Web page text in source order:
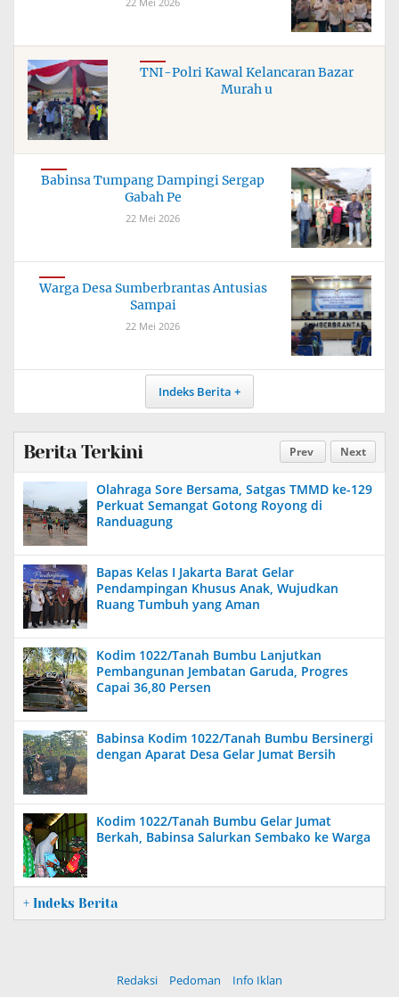
TNI-Polri Kawal Kelancaran Bazar
Murah u
Babinsa Tumpang Dampingi Sergap
Gabah Pe
22 Mei 2026
Warga Desa Sumberbrantas Antusias
Sampai
22 Mei 2026
Indeks Berita
Prev Next
Berita Terkini
Olahraga Sore Bersama, Satgas TMMD ke-129
Perkuat Semangat Gotong Royong di
Randuagung
Bapas Kelas I Jakarta Barat Gelar
Pendampingan Khusus Anak, Wujudkan
Ruang Tumbuh yang Aman
Kodim 1022/Tanah Bumbu Lanjutkan
Pembangunan Jembatan Garuda, Progres
Capai 36,80 Persen
Babinsa Kodim 1022/Tanah Bumbu Bersinergi
dengan Aparat Desa Gelar Jumat Bersih
Kodim 1022/Tanah Bumbu Gelar Jumat
Berkah, Babinsa Salurkan Sembako ke Warga
+ Indeks Berita
Redaksi Pedoman Info Iklan